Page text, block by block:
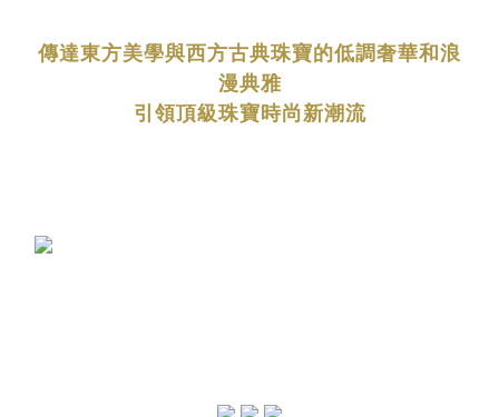
傳達東方美學與西方古典珠寶的低調奢華和浪
漫典雅
引領頂級珠寶時尚新潮流